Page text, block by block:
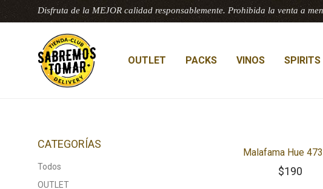
Disfruta de la MEJOR calidad responsablemente. Prohibida la venta a
OUTLET PACKS VINOS SPIRITS
CATEGORÍAS
Todos
OUTLET
Malafama Hue
$190